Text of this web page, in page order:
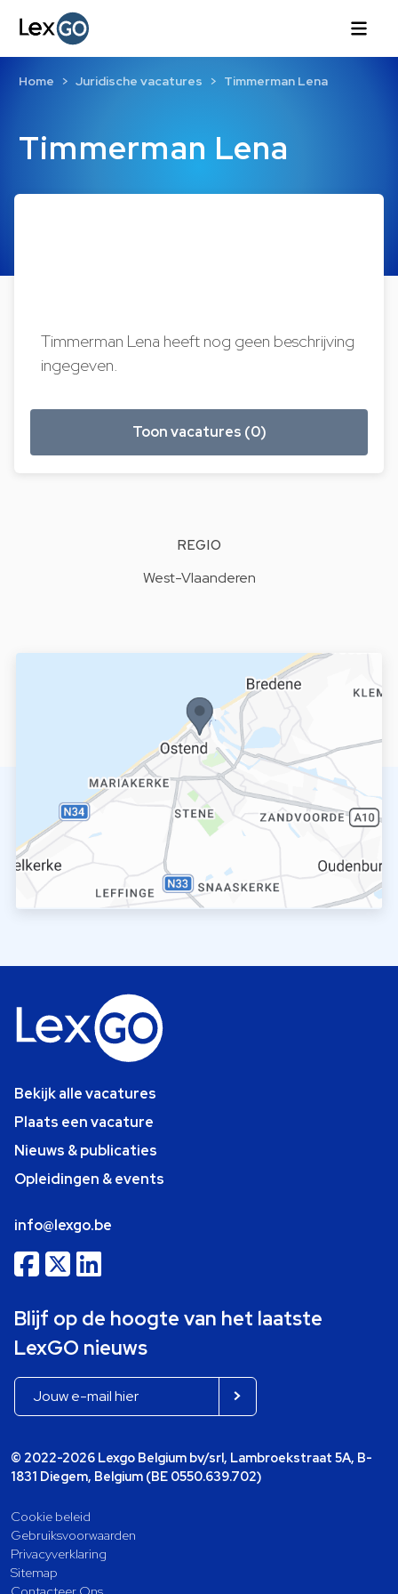
Timmerman Lena
Home Juridische vacatures Timmerman Lena
Timmerman Lena heeft nog geen beschrijving
ingegeven.
Toon vacatures (0)
REGIO
West-Vlaanderen
Bekijk alle vacatures
Plaats een vacature
Nieuws & publicaties
Opleidingen & events
info@lexgo.be
Blijf op de hoogte van het laatste
LexGO nieuws
© 2022-2026 Lexgo Belgium bv/srl, Lambroekstraat 5A, B-
1831 Diegem, Belgium (BE 0550.639.702)
Cookie beleid
Gebruiksvoorwaarden
Privacyverklaring
Sitemap